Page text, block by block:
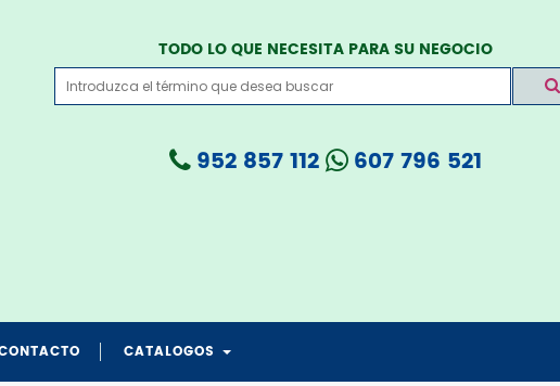
TODO LO QUE NECESITA PARA SU NEGOCIO
952 857 112 607 796 521
CATALOGOS